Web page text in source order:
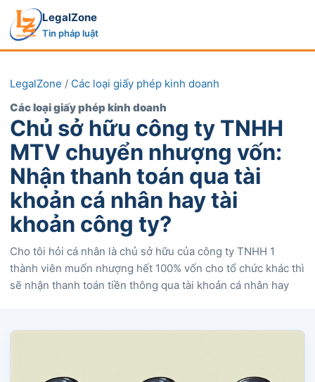
LegalZone
Tin pháp luật
LegalZone / Các loại giấy phép kinh doanh
Các loại giấy phép kinh doanh
Chủ sở hữu công ty TNHH
MTV chuyển nhượng vốn:
Nhận thanh toán qua tài
khoản cá nhân hay tài
khoản công ty?
Cho tôi hỏi cá nhân là chủ sở hữu của công ty TNHH 1
thành viên muốn nhượng hết 100% vốn cho tổ chức khác thì
sẽ nhận thanh toán tiền thông qua tài khoản cá nhân hay